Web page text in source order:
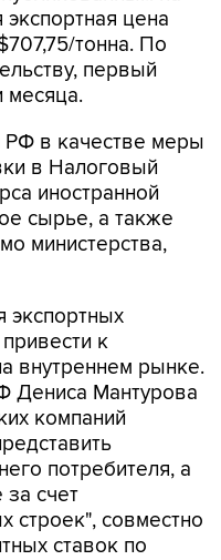
цена
тонна. По
первый
месяца.
РФ в качестве меры
в Налоговый
иностранной
сырье, а также
министерства,
экспортных
к
внутреннем рынке.
Дениса Мантурова
компаний
потребителя, а
счет
строек", совместно
ставок по